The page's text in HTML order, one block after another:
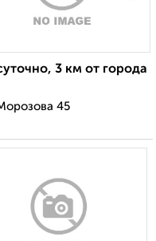
3 км от города
45